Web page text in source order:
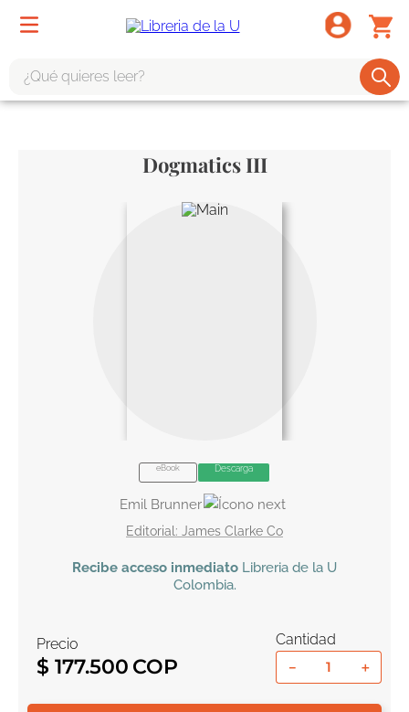
Dogmatics III
eBook Descarga
Emil Brunner
James Clarke Co
Recibe acceso inmediato Libreria de la U
Colombia.
Precio
$ 177.500
Cantidad
＋
－